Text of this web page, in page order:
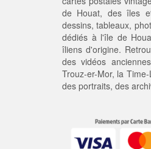
de Houat, des îles
dessins, tableaux,
dédiés à l'île de
îliens d'origine.
desvidéos anciennes
Trouz-er-Mor, la
des portraits, des